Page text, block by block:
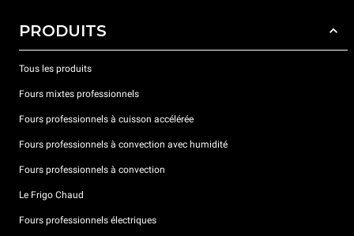
PRODUITS
Tous les produits
Fours mixtes professionnels
Fours professionnels à cuisson accélérée
Fours professionnels à convection avec humidité
Fours professionnels à convection
Le Frigo Chaud
Fours professionnels électriques